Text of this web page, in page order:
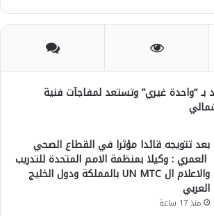
بـ “واحدة غيري” وتستعد لمفاجآت فنية
بعد تتويجه قائدا مؤثرا في القطاع الصحي
العمري : وكيلا بمنظمة الامم المتحدة للتدريب
والاعلام ال UN MTC بالمملكة ودول الخليج
العربي
منذ 17 ساعة